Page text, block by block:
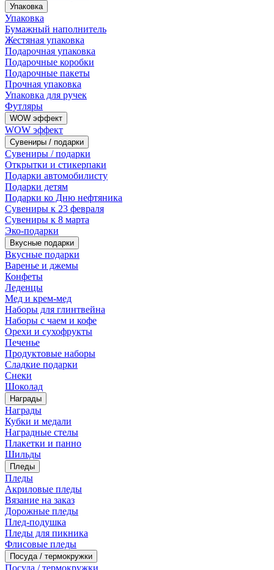
Упаковка
Упаковка
Бумажный наполнитель
Жестяная упаковка
Подарочная упаковка
Подарочные коробки
Подарочные пакеты
Прочная упаковка
Упаковка для ручек
Футляры
WOW эффект
WOW эффект
Сувениры / подарки
Сувениры / подарки
Открытки и стикерпаки
Подарки автомобилисту
Подарки детям
Подарки ко Дню нефтяника
Сувениры к 23 февраля
Сувениры к 8 марта
Эко-подарки
Вкусные подарки
Вкусные подарки
Варенье и джемы
Конфеты
Леденцы
Мед и крем-мед
Наборы для глинтвейна
Наборы с чаем и кофе
Орехи и сухофрукты
Печенье
Продуктовые наборы
Сладкие подарки
Снеки
Шоколад
Награды
Награды
Кубки и медали
Наградные стелы
Плакетки и панно
Шильды
Пледы
Пледы
Акриловые пледы
Вязание на заказ
Дорожные пледы
Плед-подушка
Пледы для пикника
Флисовые пледы
Посуда / термокружки
Посуда / термокружки